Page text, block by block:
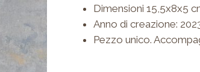
Dimensioni 15,5x8x5
Anno di creazione:
Pezzo unico.